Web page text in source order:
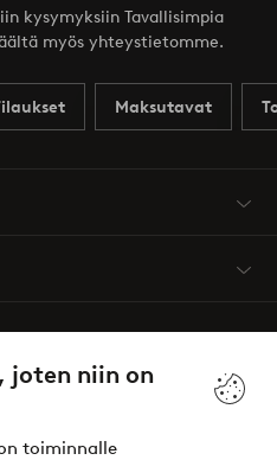
joten niin on
toiminnalle
kysymyksiin Tavallisimpia
myös yhteystietomme.
Maksutavat